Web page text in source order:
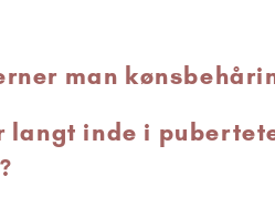
man
langt inde i